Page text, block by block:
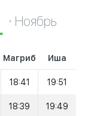
Ноябрь
Магриб Иша
18:41 19:51
18:39 19:49